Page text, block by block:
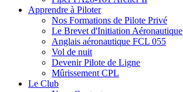
Apprendre à Piloter
Nos Formations de Pilote Privé
Le Brevet d'Initiation Aéronautique
Anglais aéronautique FCL 055
Vol de nuit
Devenir Pilote de Ligne
Mûrissement CPL
Le Club